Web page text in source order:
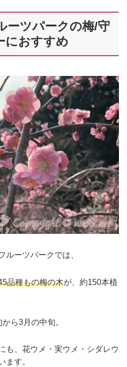
ーツパークの梅/守
におすすめ
ルーツパークでは、
品種もの梅の木が、約150本植
ら3月の中旬。
も、花ウメ・実ウメ・シダレウ
ます。